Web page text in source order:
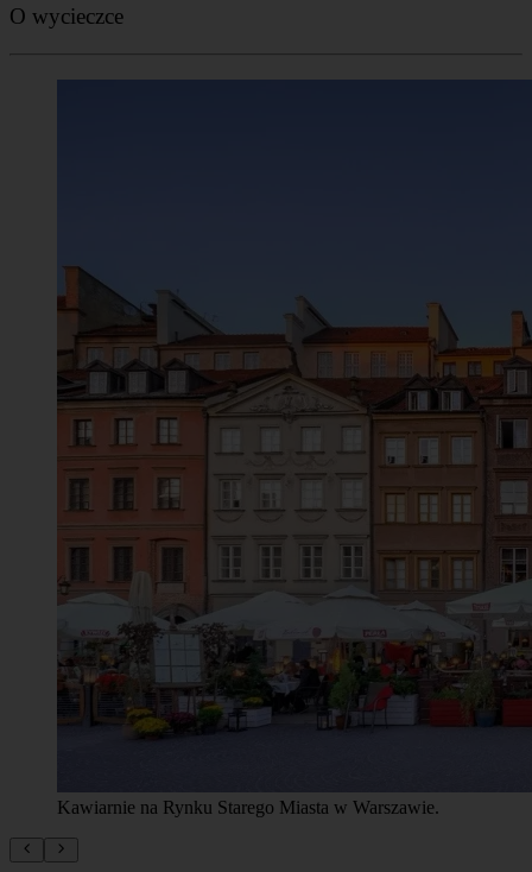
Kawiarnie na Rynku Starego Miasta w Warszawie.
Prywatna wycieczka to świetna okazja dla osób, które mają
ograniczony czas i nie mogą dołączyć do naszych regularnych
BEZPŁATNYCH wycieczek pieszych lub po prostu wolą
przebywać w małej grupie przyjaciół. To Ty wybierasz, kiedy
wycieczka ma się rozpocząć i jaki ma być jej temat. Jeśli nie jesteś
pewien, co chcesz zwiedzić podczas wycieczki, daj nam znać, a my
pomożemy Ci zaplanować wycieczkę, która najlepiej odpowiada
Twoim potrzebom i zainteresowaniom. Skontaktuj się z nami
, aby
uzyskać więcej informacji na temat naszej prywatnej oferty, w tym
, terminów i zasad rezerwacji.Co więcej, nie musisz martwić się
o znalezienie przewodnika w miejscu spotkania - może on spotkać
hotelu. Nie musisz przestrzegać naszego ścisłego harmonogramu
regularnych wycieczek, możemy zorganizować wycieczkę zgodnie
z Twoimi potrzebami. Powiedz nam, jaką grupą jesteś (studenci,
grupa szkolna, seniorzy, grupa przyjaciół, grupa współpracowników